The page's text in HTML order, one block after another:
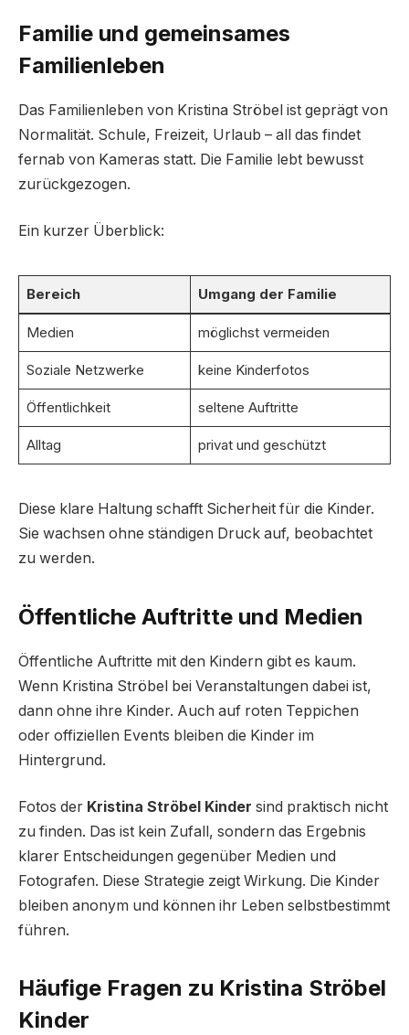
Familie und gemeinsames
Familienleben
Das Familienleben von Kristina Ströbel ist geprägt von
Normalität. Schule, Freizeit, Urlaub – all das findet
fernab von Kameras statt. Die Familie lebt bewusst
zurückgezogen.
Ein kurzer Überblick:
Bereich Umgang der Familie
Medien möglichst vermeiden
Soziale Netzwerke keine Kinderfotos
Öffentlichkeit seltene Auftritte
Alltag privat und geschützt
Diese klare Haltung schafft Sicherheit für die Kinder.
Sie wachsen ohne ständigen Druck auf, beobachtet
zu werden.
Öffentliche Auftritte und Medien
Öffentliche Auftritte mit den Kindern gibt es kaum.
Wenn Kristina Ströbel bei Veranstaltungen dabei ist,
dann ohne ihre Kinder. Auch auf roten Teppichen
oder offiziellen Events bleiben die Kinder im
Hintergrund.
Fotos der Kristina Ströbel Kinder sind praktisch nicht
zu finden. Das ist kein Zufall, sondern das Ergebnis
klarer Entscheidungen gegenüber Medien und
Fotografen. Diese Strategie zeigt Wirkung. Die Kinder
bleiben anonym und können ihr Leben selbstbestimmt
führen.
Häufige Fragen zu Kristina Ströbel
Kinder